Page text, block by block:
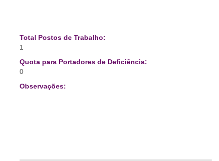
Total Postos de Trabalho:
1
Quota para Portadores de Deficiência:
0
Observações: